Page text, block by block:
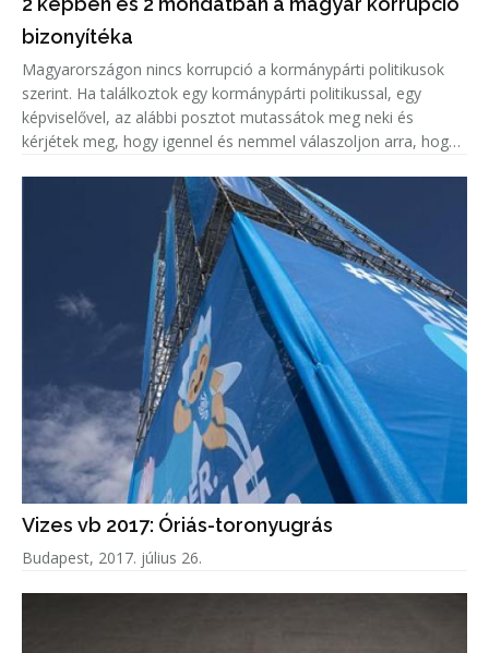
bizonyítéka
Magyarországon nincs korrupció a kormánypárti politikusok
szerint. Ha találkoztok egy kormánypárti politikussal, egy
képviselővel, az alábbi posztot mutassátok meg neki és
kérjétek meg, hogy igennel és nemmel válaszoljon arra, hogy
Vizes vb 2017: Óriás-toronyugrás
Budapest, 2017. július 26.